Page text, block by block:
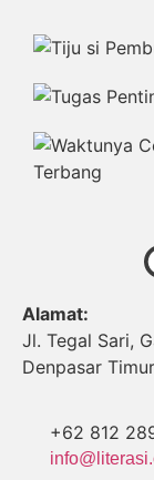
Alamat:
Jl. Tegal Sari,
Denpasar
+62 812